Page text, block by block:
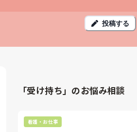
投稿する
「受け持ち」のお悩み相談
看護・お仕事